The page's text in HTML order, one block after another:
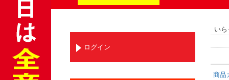
い
商品
ログイン